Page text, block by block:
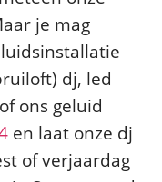
je mag
dj, led
ons geluid
en laat onze dj
of verjaardag